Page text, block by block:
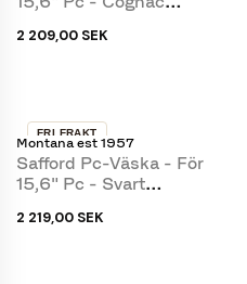
2 209,00 SEK
Montana est 1957
Safford Pc-Väska - För
15,6" Pc - Svart
2 219,00 SEK
FRI FRAKT